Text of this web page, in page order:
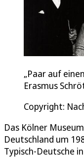
„Paar auf
Erasmus
Copyright:
Das Kölner
Deutschland um
Typisch-Deutsche